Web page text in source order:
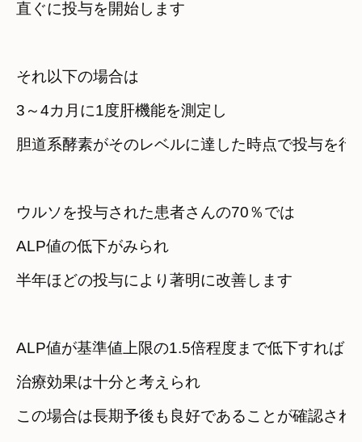
直ぐに投与を開始します
それ以下の場合は
3～4カ月に1度肝機能を測定し
胆道系酵素がそのレベルに達した時点で投与を行
ウルソを投与された患者さんの70％では
ALP値の低下がみられ
半年ほどの投与により著明に改善します
ALP値が基準値上限の1.5倍程度まで低下すれば
治療効果は十分と考えられ
この場合は長期予後も良好であることが確認され